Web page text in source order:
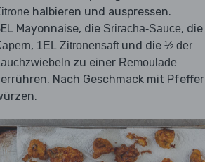
halbieren und auspressen.
Mayonnaise, die Sriracha-Sauce, die
, 1EL Zitronensaftund die ½ der
zu einer Remoulade
Nach Geschmack mit Pfeffer